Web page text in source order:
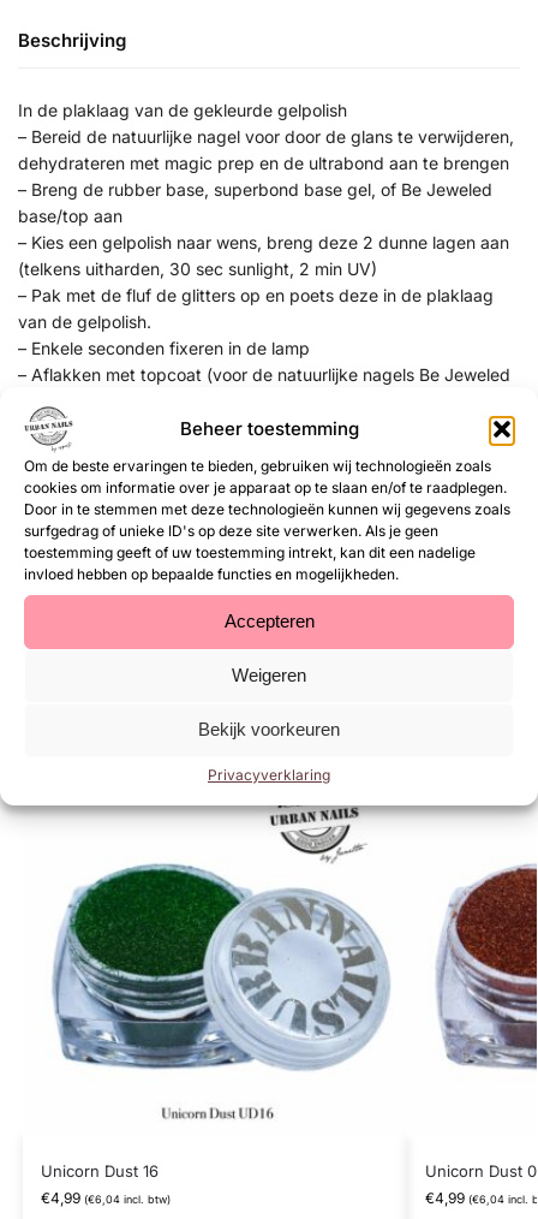
Beheer toestemming
Om de beste ervaringen te bieden, gebruiken wij technologieën zoals
cookies om informatie over je apparaat op te slaan en/of te raadplegen.
Door in te stemmen met deze technologieën kunnen wij gegevens zoals
surfgedrag of unieke ID's op deze site verwerken. Als je geen
toestemming geeft of uw toestemming intrekt, kan dit een nadelige
invloed hebben op bepaalde functies en mogelijkheden.
Accepteren
Weigeren
Bekijk voorkeuren
Privacyverklaring
Beschrijving
In de plaklaag van de gekleurde gelpolish
– Bereid de natuurlijke nagel voor door de glans te verwijderen,
dehydrateren met magic prep en de ultrabond aan te brengen
– Breng de rubber base, superbond base gel, of Be Jeweled
base/top aan
– Kies een gelpolish naar wens, breng deze 2 dunne lagen aan
(telkens uitharden, 30 sec sunlight, 2 min UV)
– Pak met de fluf de glitters op en poets deze in de plaklaag
van de gelpolish.
– Enkele seconden fixeren in de lamp
– Aflakken met topcoat (voor de natuurlijke nagels Be Jeweled
top)
EAN: 8719564047575
SKU: UD27
Categorie: Unicorn Dust
Gerelateerde
producten
Unicorn Dust 16
€4,99 (€6,04incl. btw)
Unicorn Dust
€4,99 (€6,04incl.